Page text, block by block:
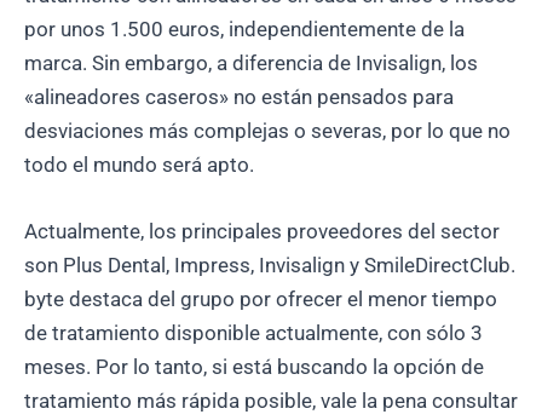
por unos 1.500 euros, independientemente de la
marca. Sin embargo, a diferencia de Invisalign, los
«alineadores caseros» no están pensados para
desviaciones más complejas o severas, por lo que no
todo el mundo será apto.
Actualmente, los principales proveedores del sector
son Plus Dental, Impress, Invisalign y SmileDirectClub.
byte destaca del grupo por ofrecer el menor tiempo
de tratamiento disponible actualmente, con sólo 3
meses. Por lo tanto, si está buscando la opción de
tratamiento más rápida posible, vale la pena consultar